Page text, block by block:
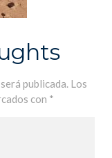
publicada. Los
con *